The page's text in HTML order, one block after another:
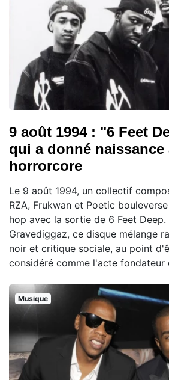
9 août 1994 : "6 Feet
qui a donné naissance
horrorcore
Le 9 août 1994, un collectif
RZA, Frukwan et Poetic
hop avec la sortie de 6 Feet
Gravediggaz, ce disque mélange
noir et critique sociale, au point
considéré comme l'acte fondateur
Musique